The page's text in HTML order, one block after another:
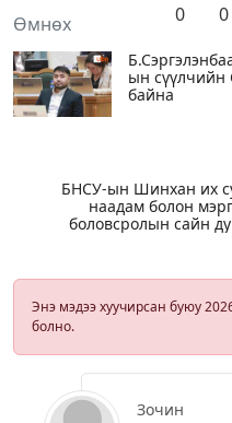
0 0
Өмнөх
ын сүүлчийн
байна
БНСУ-ын Шинхан их
наадам болон
боловсролын сайн
Энэ мэдээ хуучирсан буюу
болно.
Зочин